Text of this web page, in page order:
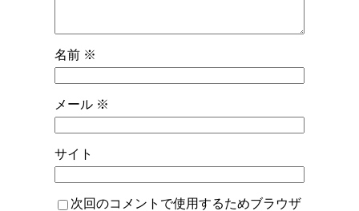
名前 ※
メール ※
サイト
次回のコメントで使用するためブラウザ